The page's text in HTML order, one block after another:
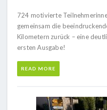
724 motivierte
gemeinsam die
Kilometern zurück – eine
ersten Ausgabe!
READ MORE